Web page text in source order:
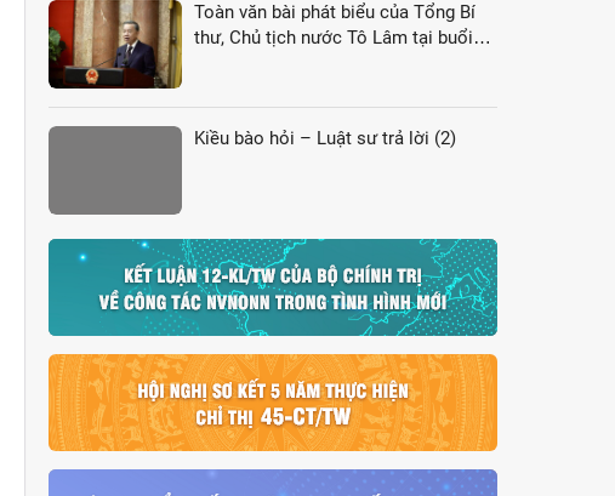
Toàn văn bài phát biểu của Tổng Bí
thư, Chủ tịch nước Tô Lâm tại buổi
Kiều bào hỏi – Luật sư trả lời (2)